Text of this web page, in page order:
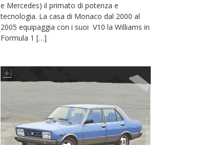
e Mercedes) il primato di potenza e
tecnologia. La casa di Monaco dal 2000 al
2005 equipaggia con i suoi V10 la Williams in
Formula 1 […]